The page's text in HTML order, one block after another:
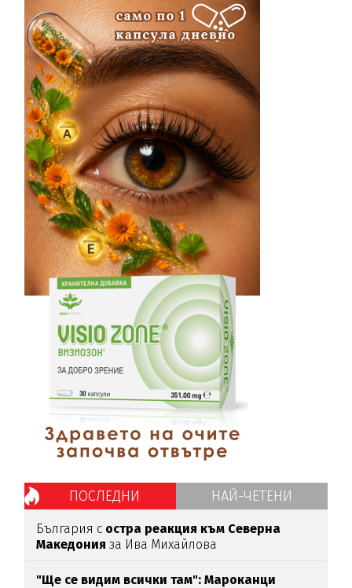
ПОСЛЕДНИ НАЙ-ЧЕТЕНИ
България с остра реакция към Северна
Македония за Ива Михайлова
"Ще се видим всички там": Мароканци